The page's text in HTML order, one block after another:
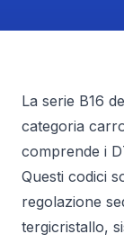
La serie B16
categoria
comprende i
Questi codici
regolazione
tergicristallo,